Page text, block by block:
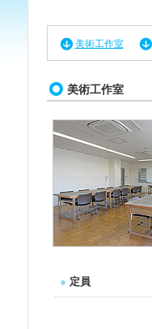
美術工作室
美術工作室
● 定員